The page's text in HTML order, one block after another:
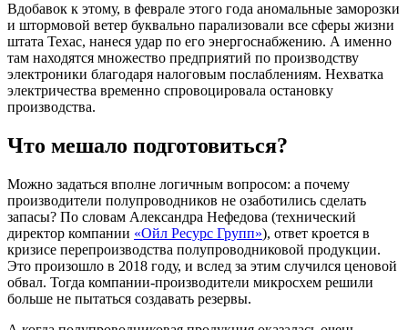
Вдобавок к этому, в феврале этого года аномальные заморозки
и штормовой ветер буквально парализовали все сферы жизни
штата Техас, нанеся удар по его энергоснабжению. А именно
там находятся множество предприятий по производству
электроники благодаря налоговым послаблениям. Нехватка
электричества временно спровоцировала остановку
производства.
Что мешало подготовиться?
Можно задаться вполне логичным вопросом: а почему
производители полупроводников не озаботились сделать
запасы? По словам Александра Нефедова (технический
директор компании «Ойл Ресурс Групп»), ответ кроется в
кризисе перепроизводства полупроводниковой продукции.
Это произошло в 2018 году, и вслед за этим случился ценовой
обвал. Тогда компании-производители микросхем решили
больше не пытаться создавать резервы.